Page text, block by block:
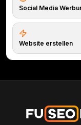
Social Media
Website erstellen